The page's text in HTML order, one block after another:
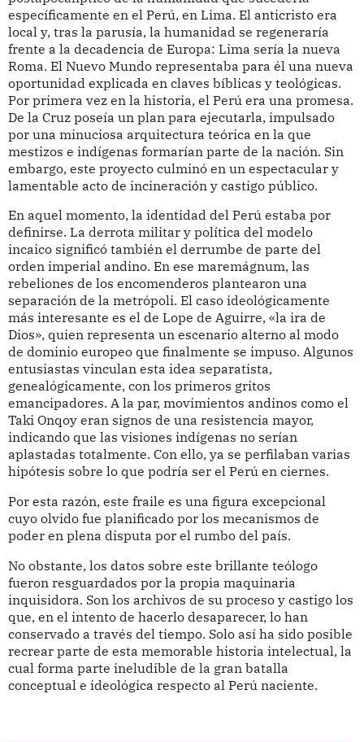
específicamente en el Perú, en Lima. El anticristo era
local y, tras la parusía, la humanidad se regeneraría
frente a la decadencia de Europa: Lima sería la nueva
Roma. El Nuevo Mundo representaba para él una nueva
oportunidad explicada en claves bíblicas y teológicas.
Por primera vez en la historia, el Perú era una promesa.
De la Cruz poseía un plan para ejecutarla, impulsado
por una minuciosa arquitectura teórica en la que
mestizos e indígenas formarían parte de la nación. Sin
embargo, este proyecto culminó en un espectacular y
lamentable acto de incineración y castigo público.
En aquel momento, la identidad del Perú estaba por
definirse. La derrota militar y política del modelo
incaico significó también el derrumbe de parte del
orden imperial andino. En ese maremágnum, las
rebeliones de los encomenderos plantearon una
separación de la metrópoli. El caso ideológicamente
más interesante es el de Lope de Aguirre, «la ira de
Dios», quien representa un escenario alterno al modo
de dominio europeo que finalmente se impuso. Algunos
entusiastas vinculan esta idea separatista,
genealógicamente, con los primeros gritos
emancipadores. A la par, movimientos andinos como el
Taki Onqoy eran signos de una resistencia mayor,
indicando que las visiones indígenas no serían
aplastadas totalmente. Con ello, ya se perfilaban varias
hipótesis sobre lo que podría ser el Perú en ciernes.
Por esta razón, este fraile es una figura excepcional
cuyo olvido fue planificado por los mecanismos de
poder en plena disputa por el rumbo del país.
No obstante, los datos sobre este brillante teólogo
fueron resguardados por la propia maquinaria
inquisidora. Son los archivos de su proceso y castigo los
que, en el intento de hacerlo desaparecer, lo han
conservado a través del tiempo. Solo así ha sido posible
recrear parte de esta memorable historia intelectual, la
cual forma parte ineludible de la gran batalla
conceptual e ideológica respecto al Perú naciente.